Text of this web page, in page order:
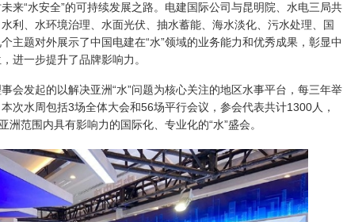
来“水安全”的可持续发展之路。电建国际公司与昆明院、水电三局共
利、水环境治理、水面光伏、抽水蓄能、海水淡化、污水处理、国
主题对外展示了中国电建在“水”领域的业务能力和优秀成果，彰显中
进一步提升了品牌影响力。
会发起的以解决亚洲“水”问题为核心关注的地区水事平台，每三年举
次水周包括3场全体大会和56场平行会议，参会代表共计1300人，
洲范围内具有影响力的国际化、专业化的“水”盛会。